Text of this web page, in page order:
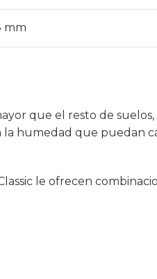
mm
que el resto de
humedad que puedan
le ofrecen